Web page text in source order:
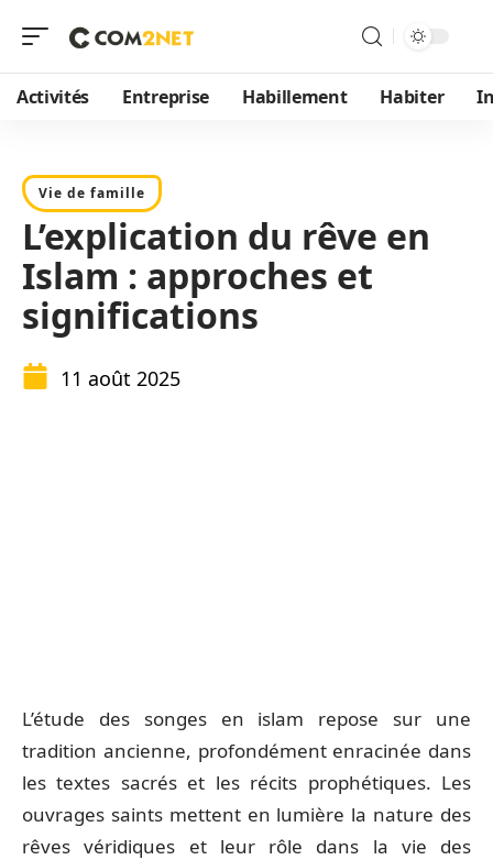
Activités Entreprise Habillement Habiter
Vie de famille
L’explication du rêve en
Islam : approches et
significations
11 août 2025
L’étude des songes en islam repose sur une
tradition ancienne, profondément enracinée dans
les textes sacrés et les récits prophétiques. Les
ouvrages saints mettent en lumière la nature des
rêves véridiques et leur rôle dans la vie des